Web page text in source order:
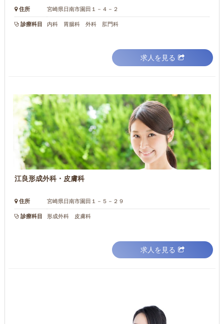
住所 宮崎県日南市園田１－４－２
診療科目 内科 胃腸科 外科 肛門科
求人を見る
江良形成外科・皮膚科
住所 宮崎県日南市園田１－５－２９
診療科目 形成外科 皮膚科
求人を見る